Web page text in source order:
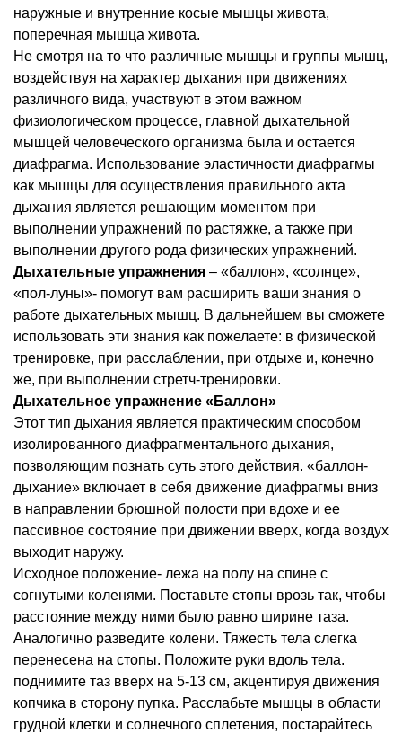
наружные и внутренние косые мышцы живота,
поперечная мышца живота.
Не смотря на то что различные мышцы и группы мышц,
воздействуя на характер дыхания при движениях
различного вида, участвуют в этом важном
физиологическом процессе, главной дыхательной
мышцей человеческого организма была и остается
диафрагма. Использование эластичности диафрагмы
как мышцы для осуществления правильного акта
дыхания является решающим моментом при
выполнении упражнений по растяжке, а также при
выполнении другого рода физических упражнений.
Дыхательные упражнения – «баллон», «солнце»,
«пол-луны»- помогут вам расширить ваши знания о
работе дыхательных мышц. В дальнейшем вы сможете
использовать эти знания как пожелаете: в физической
тренировке, при расслаблении, при отдыхе и, конечно
же, при выполнении стретч-тренировки.
Дыхательное упражнение «Баллон»
Этот тип дыхания является практическим способом
изолированного диафрагментального дыхания,
позволяющим познать суть этого действия. «баллон-
дыхание» включает в себя движение диафрагмы вниз
в направлении брюшной полости при вдохе и ее
пассивное состояние при движении вверх, когда воздух
выходит наружу.
Исходное положение- лежа на полу на спине с
согнутыми коленями. Поставьте стопы врозь так, чтобы
расстояние между ними было равно ширине таза.
Аналогично разведите колени. Тяжесть тела слегка
перенесена на стопы. Положите руки вдоль тела.
поднимите таз вверх на 5-13 см, акцентируя движения
копчика в сторону пупка. Расслабьте мышцы в области
грудной клетки и солнечного сплетения, постарайтесь